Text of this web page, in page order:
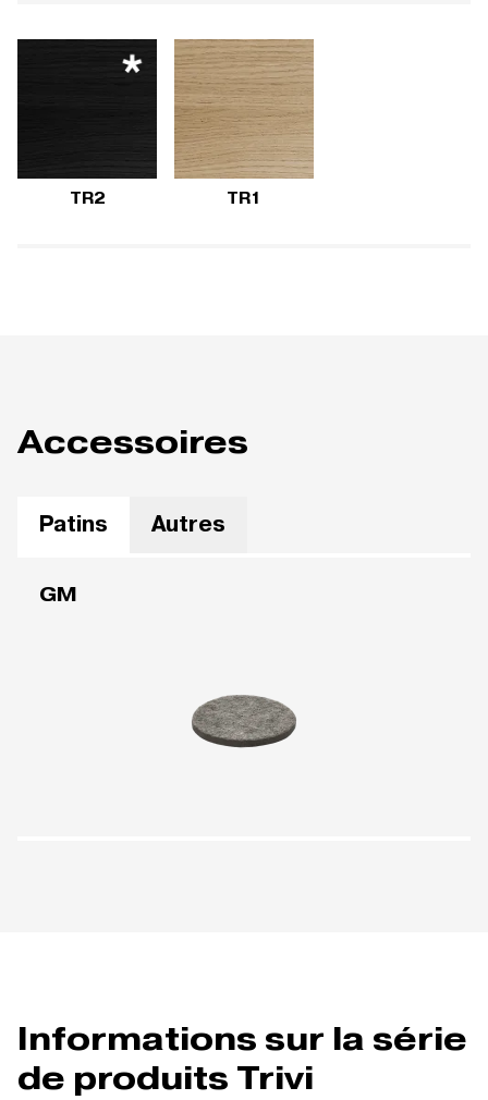
TR2 TR1
Accessoires
Patins Autres
GM
Informations sur la série
de produits Trivi